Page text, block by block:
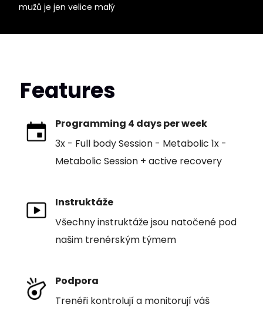
mužů je jen velice malý
Features
Programming 4 days per week
3x - Full body Session - Metabolic 1x -
Metabolic Session + active recovery
Instruktáže
Všechny instruktáže jsou natočené pod
našim trenérským týmem
Podpora
Trenéři kontrolují a monitorují váš